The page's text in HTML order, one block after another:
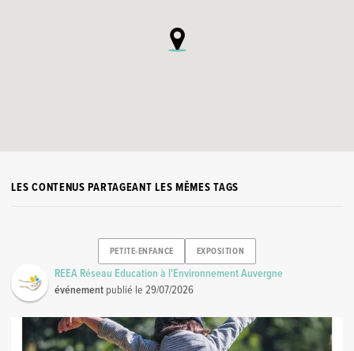
LES CONTENUS PARTAGEANT LES MÊMES TAGS
PETITE-ENFANCE EXPOSITION
REEA Réseau Education à l'Environnement Auvergne
événement publié le29/07/2026